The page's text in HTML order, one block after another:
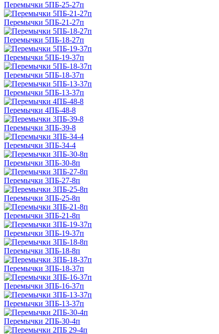
Перемычки 5ПБ-25-27п
Перемычки 5ПБ-21-27п
Перемычки 5ПБ-18-27п
Перемычки 5ПБ-19-37п
Перемычки 5ПБ-18-37п
Перемычки 5ПБ-13-37п
Перемычки 4ПБ-48-8
Перемычки 3ПБ-39-8
Перемычки 3ПБ-34-4
Перемычки 3ПБ-30-8п
Перемычки 3ПБ-27-8п
Перемычки 3ПБ-25-8п
Перемычки 3ПБ-21-8п
Перемычки 3ПБ-19-37п
Перемычки 3ПБ-18-8п
Перемычки 3ПБ-18-37п
Перемычки 3ПБ-16-37п
Перемычки 3ПБ-13-37п
Перемычки 2ПБ-30-4п